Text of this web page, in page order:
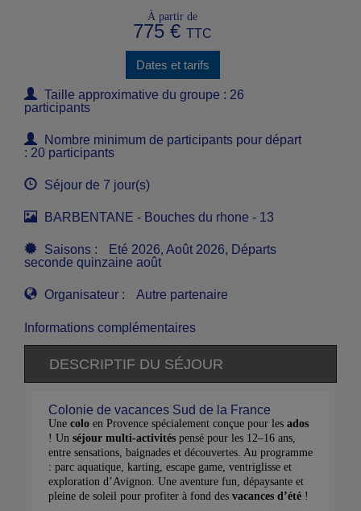
À partir de
775 € TTC
Dates et tarifs
Taille approximative du groupe : 26
participants
Nombre minimum de participants pour départ
: 20 participants
Séjour de 7 jour(s)
BARBENTANE - Bouches du rhone - 13
Saisons :
Eté 2026, Août 2026, Départs
seconde quinzaine août
Organisateur : Autre partenaire
Informations complémentaires
DESCRIPTIF DU SÉJOUR
Colonie de vacances Sud de la France
Une colo en Provence spécialement conçue pour les ados
! Un séjour multi-activités pensé pour les 12–16 ans,
entre sensations, baignades et découvertes. Au programme
: parc aquatique, karting, escape game, ventriglisse et
exploration d’Avignon. Une aventure fun, dépaysante et
pleine de soleil pour profiter à fond des vacances d’été !